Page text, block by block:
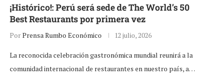
¡Histórico!: Perú será sede de The World’s 50
Best Restaurants por primera vez
PorPrensa Rumbo Económico 12 julio, 2026
La reconocida celebración gastronómica mundial reunirá a la
comunidad internacional de restaurantes en nuestro país, a…